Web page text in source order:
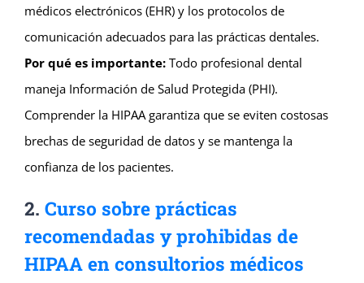
médicos electrónicos (EHR) y los protocolos de
comunicación adecuados para las prácticas dentales.
Por qué es importante:Todo profesional dental
maneja Información de Salud Protegida (PHI).
Comprender la HIPAA garantiza que se eviten costosas
brechas de seguridad de datos y se mantenga la
confianza de los pacientes.
2. Curso sobre prácticas
recomendadas y prohibidas de
HIPAA en consultorios médicos